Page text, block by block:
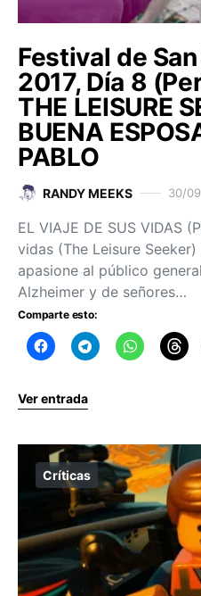
Festival de
2017, Día 8
THE LEISURE
BUENA
PABLO
RANDY MEEKS 30/
EL VIAJE DE SUS VIDAS
vidas (The Leisure
apasione al público
Alzheimer y de señores…
Comparte esto:
Ver entrada
Críticas